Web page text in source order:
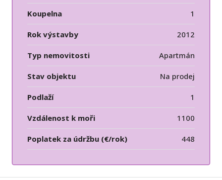
Koupelna 1
Rok výstavby 2012
Typ nemovitosti Apartmán
Stav objektu Na prodej
Podlaží 1
Vzdálenost k moři 1100
Poplatek za údržbu (€/rok) 448